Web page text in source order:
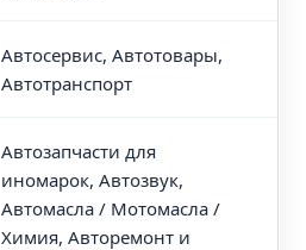
Автосервис, Автотовары,
Автотранспорт
Автозапчасти для
иномарок, Автозвук,
Автомасла / Мотомасла /
Химия, Авторемонт и